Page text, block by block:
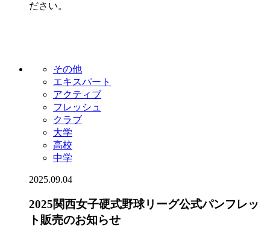
ださい。
その他
エキスパート
アクティブ
フレッシュ
クラブ
大学
高校
中学
2025.09.04
2025関西女子硬式野球リーグ公式パンフレッ
ト販売のお知らせ